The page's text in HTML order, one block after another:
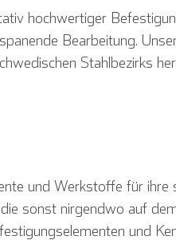
hochwertiger
Bearbeitung.
Stahlbezirks
und Werkstoffe für ihre
sonst nirgendwo auf
und